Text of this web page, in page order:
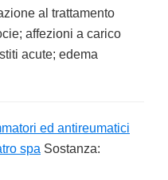
al trattamento
affezioni a carico
acute; edema
ed antireumatici
spa Sostanza: